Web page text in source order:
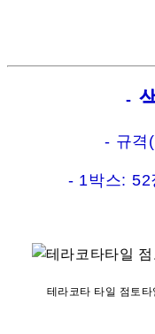
-
- 규격
- 1박스: 52
테라코타 타일 점토